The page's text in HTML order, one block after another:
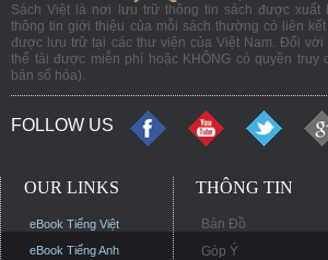
Sách Việt là nơi lưu trữ thông tin sách được xuất
thông tin giới thiệu của mỗi sách thường có liên
được lưu trữ tại các thư viện của Việt Nam. Đối với
thể tải được miễn phí hoặc KHÔNG có quyền truy
bản số hóa).
FOLLOW US
OUR LINKS
eBook Tiếng Việt
eBook Tiếng Anh
THÔNG TIN
Bản Đồ
Góp Ý